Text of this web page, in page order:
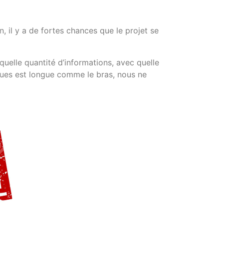
il y a de fortes chances que le projet se
quantité d’informations, avec quelle
est longue comme le bras, nous ne